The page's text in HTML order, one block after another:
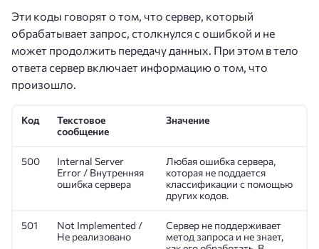
Эти коды говорят о том, что сервер, который
обрабатывает запрос, столкнулся с ошибкой и не
может продолжить передачу данных. При этом в тело
ответа сервер включает информацию о том, что
произошло.
Код
Текстовое
сообщение
Значение
500
Internal Server
Error / Внутренняя
ошибка сервера
Любая ошибка сервера,
которая не поддается
классификации с помощью
других кодов.
501
Not Implemented /
Не реализовано
Сервер не поддерживает
метод запроса и не знает,